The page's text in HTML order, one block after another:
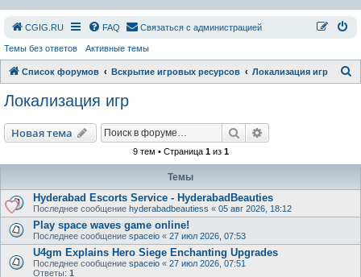
СGIG.RU FAQ Связаться с администрацией
Темы без ответов Активные темы
Список форумов Вскрытие игровых ресурсов Локализация игр
Локализация игр
Новая тема Поиск
9 тем • Страница 1из 1
Темы
Hyderabad Escorts Service - HyderabadBeauties
Последнее сообщение hyderabadbeautiess « 05 авг 2026, 18:12
Play space waves game online!
Последнее сообщение spaceio « 27 июл 2026, 07:53
U4gm Explains Hero Siege Enchanting Upgrades
Последнее сообщение spaceio « 27 июл 2026, 07:51
Ответы: 1